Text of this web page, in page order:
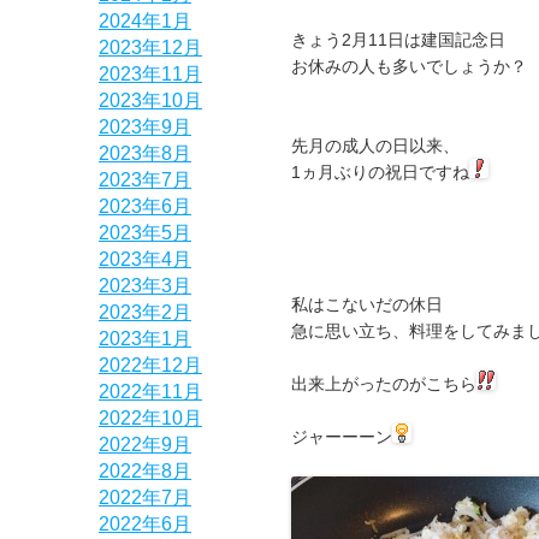
2024年1月
2023年12月
2023年11月
2023年10月
2023年9月
2023年8月
2023年7月
2023年6月
2023年5月
2023年4月
2023年3月
2023年2月
2023年1月
2022年12月
2022年11月
2022年10月
2022年9月
2022年8月
2022年7月
2022年6月
きょう2月11日は建国記念日
お休みの人も多いでしょうか？
先月の成人の日以来、
1ヵ月ぶりの祝日ですね
私はこないだの休日
急に思い立ち、料理をしてみま
出来上がったのがこちら
ジャーーーン